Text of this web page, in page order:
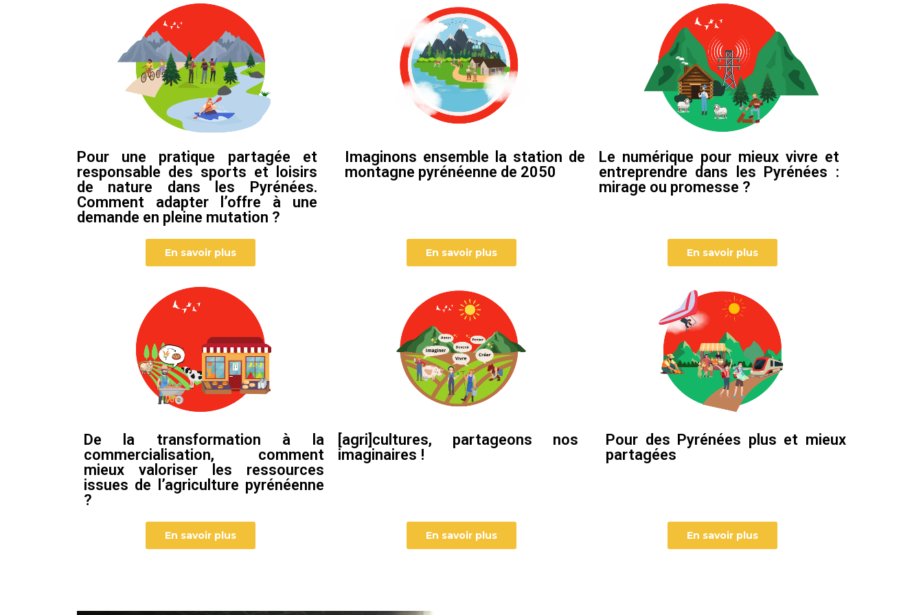
Pour une pratique partagée et
responsable des sports et loisirs
de nature dans les Pyrénées.
Comment adapter l’offre à une
demande en pleine mutation ?
Imaginons ensemble la station de
montagne pyrénéenne de 2050
Le numérique pour mieux vivre et
entreprendre dans les Pyrénées :
mirage ou promesse ?
En savoir plus En savoir plus En savoir plus
De la transformation à la
commercialisation, comment
mieux valoriser les ressources
issues de l’agriculture pyrénéenne
?
[agri]cultures, partageons nos
imaginaires !
Pour des Pyrénées plus et mieux
partagées
En savoir plus En savoir plus En savoir plus